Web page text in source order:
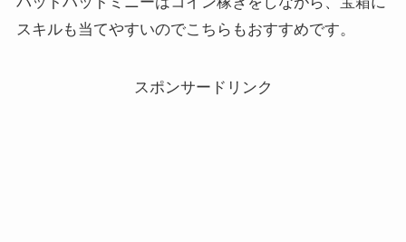
スキルも当てやすいのでこちらもおすすめです。
スポンサードリンク